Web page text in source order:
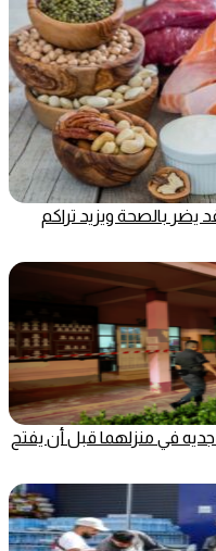
يضر بالصحة ويزيد تراكم
جديه في منزلهما قبل أن يفتح